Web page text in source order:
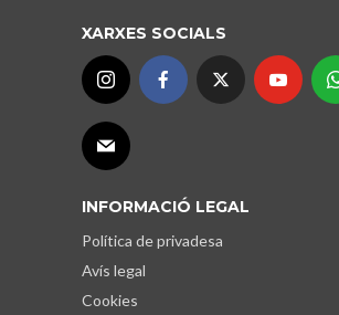
XARXES SOCIALS
INFORMACIÓ LEGAL
Política de privadesa
Avís legal
Cookies